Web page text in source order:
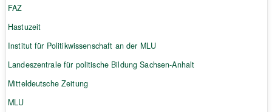
FAZ
Hastuzeit
Institut für Politikwissenschaft an der MLU
Landeszentrale für politische Bildung Sachsen-Anhalt
Mitteldeutsche Zeitung
MLU